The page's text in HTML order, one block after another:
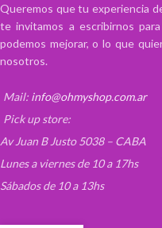
Queremos que tu experiencia
te invitamos a escribirnos
podemos mejorar, o lo que
nosotros.
Mail: info@ohmyshop.com.ar
Pick up store:
Av Juan B Justo 5038 – CABA
Lunes a viernes de 10 a 17hs
Sábados de 10 a 13hs